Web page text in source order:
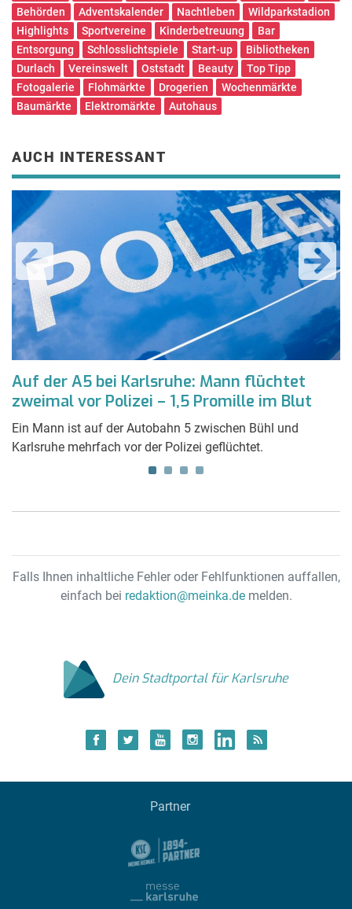
Behörden
Adventskalender Nachtleben
Wildparkstadion
Highlights
Sportvereine Kinderbetreuung
Bar
Entsorgung
Schlosslichtspiele Start-up
Bibliotheken
Durlach
Vereinswelt Oststadt Beauty
Top Tipp
Fotogalerie
Flohmärkte Drogerien
Wochenmärkte
Baumärkte
Elektromärkte Autohaus
AUCH INTERESSANT
Auf der A5 bei Karlsruhe: Mann flüchtet
zweimal vor Polizei – 1,5 Promille im Blut
Ein Mann ist auf der Autobahn 5 zwischen Bühl und
Karlsruhe mehrfach vor der Polizei geflüchtet.
Falls Ihnen inhaltliche Fehler oder Fehlfunktionen auffallen,
einfach bei redaktion@meinka.demelden.
Dein Stadtportal für Karlsruhe
Partner